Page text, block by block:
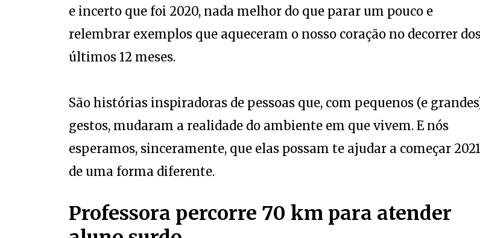
relembrar exemplos que aqueceram o nosso coração no decorrer dos
últimos 12 meses.
gestos, mudaram a realidade do ambiente em que vivem. E nós
esperamos, sinceramente, que elas possam te ajudar a começar 2021
de uma forma diferente.
Professora percorre 70 km para atender
aluno surdo